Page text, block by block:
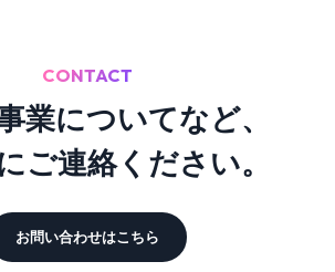
CONTACT
業についてなど、
ご連絡ください。
お問い合わせはこちら